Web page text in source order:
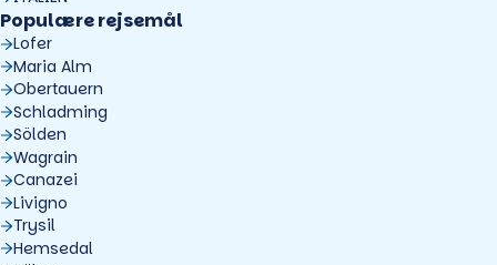
Populære rejsemål
Lofer
Maria Alm
Obertauern
Schladming
Sölden
Wagrain
Canazei
Livigno
Trysil
Hemsedal